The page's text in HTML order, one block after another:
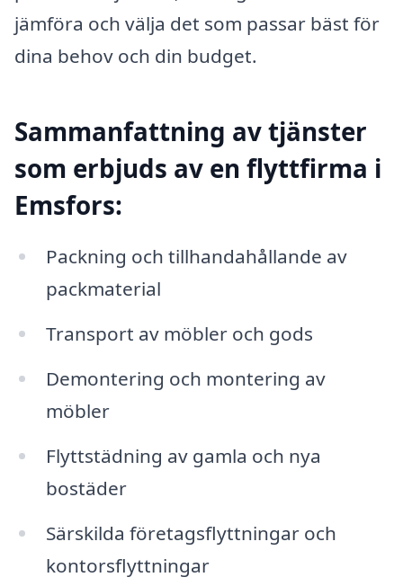
jämföra och välja det som passar bäst för
dina behov och din budget.
Sammanfattning av tjänster
som erbjuds av en flyttfirma i
Emsfors:
Packning och tillhandahållande av
packmaterial
Transport av möbler och gods
Demontering och montering av
möbler
Flyttstädning av gamla och nya
bostäder
Särskilda företagsflyttningar och
kontorsflyttningar